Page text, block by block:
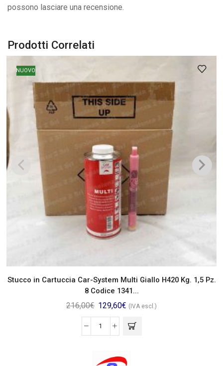
possono lasciare una recensione.
Prodotti Correlati
NUOVO
Stucco in Cartuccia Car-System Multi Giallo H420 Kg. 1,5 Pz.
8 Codice 1341...
216,00€ 129,60€ (IVA escl.)